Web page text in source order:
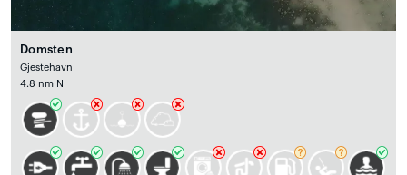
Domsten
Gjestehavn
4.8 nm N